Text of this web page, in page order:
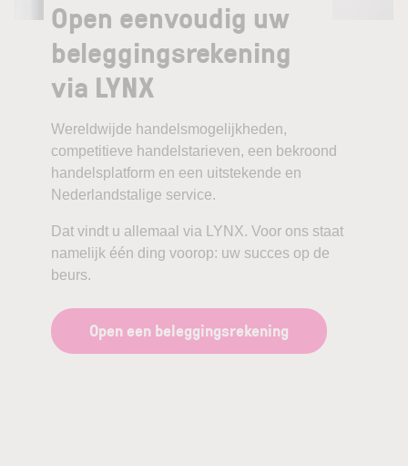
Open eenvoudig uw
beleggingsrekening
via LYNX
Wereldwijde handelsmogelijkheden,
competitieve handelstarieven, een bekroond
handelsplatform en een uitstekende en
Nederlandstalige service.
Dat vindt u allemaal via LYNX. Voor ons staat
namelijk één ding voorop: uw succes op de
beurs.
Open een beleggingsrekening